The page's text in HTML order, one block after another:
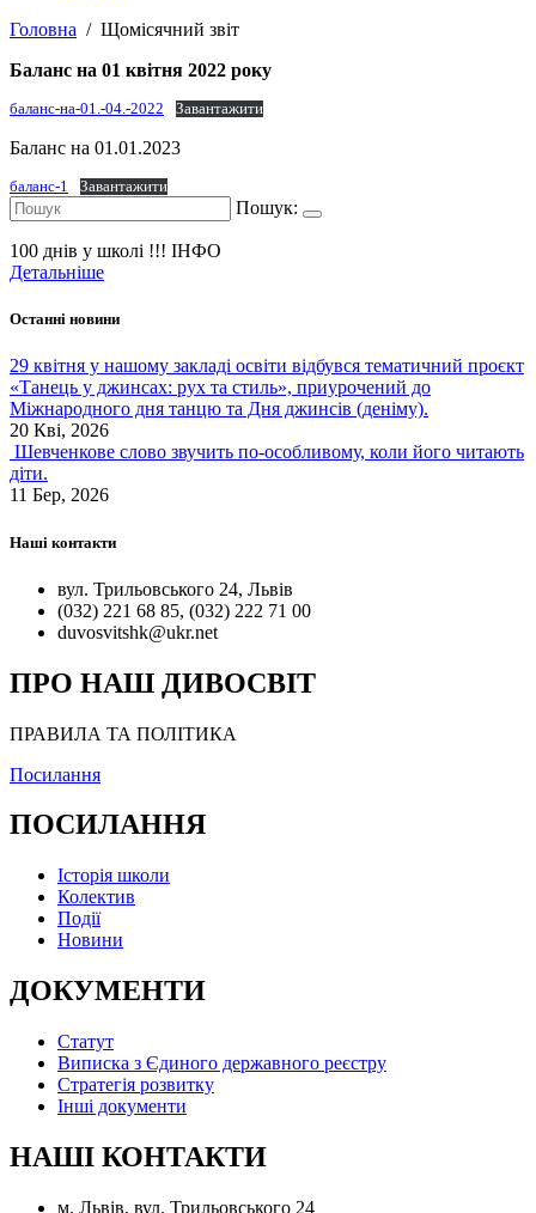
Головна
Щомісячний звіт
Баланс на 01 квітня 2022 року
баланс-на-01.-04.-2022 Завантажити
Баланс на 01.01.2023
баланс-1 Завантажити
Пошук:
100 днів у школі !!! ІНФО
Детальніше
Останні новини
29 квітня у нашому закладі освіти відбувся тематичний проєкт
«Танець у джинсах: рух та стиль», приурочений до
Міжнародного дня танцю та Дня джинсів (деніму).
20 Кві, 2026
Шевченкове слово звучить по-особливому, коли його читають
діти.
11 Бер, 2026
Наші контакти
вул. Трильовського 24, Львів
(032) 221 68 85, (032) 222 71 00
duvosvitshk@ukr.net
ПРО НАШ ДИВОСВІТ
ПРАВИЛА ТА ПОЛІТИКА
Посилання
ПОСИЛАННЯ
Історія школи
Колектив
Події
Новини
ДОКУМЕНТИ
Статут
Виписка з Єдиного державного реєстру
Стратегія розвитку
Інші документи
НАШІ КОНТАКТИ
м. Львів, вул. Трильовського 24